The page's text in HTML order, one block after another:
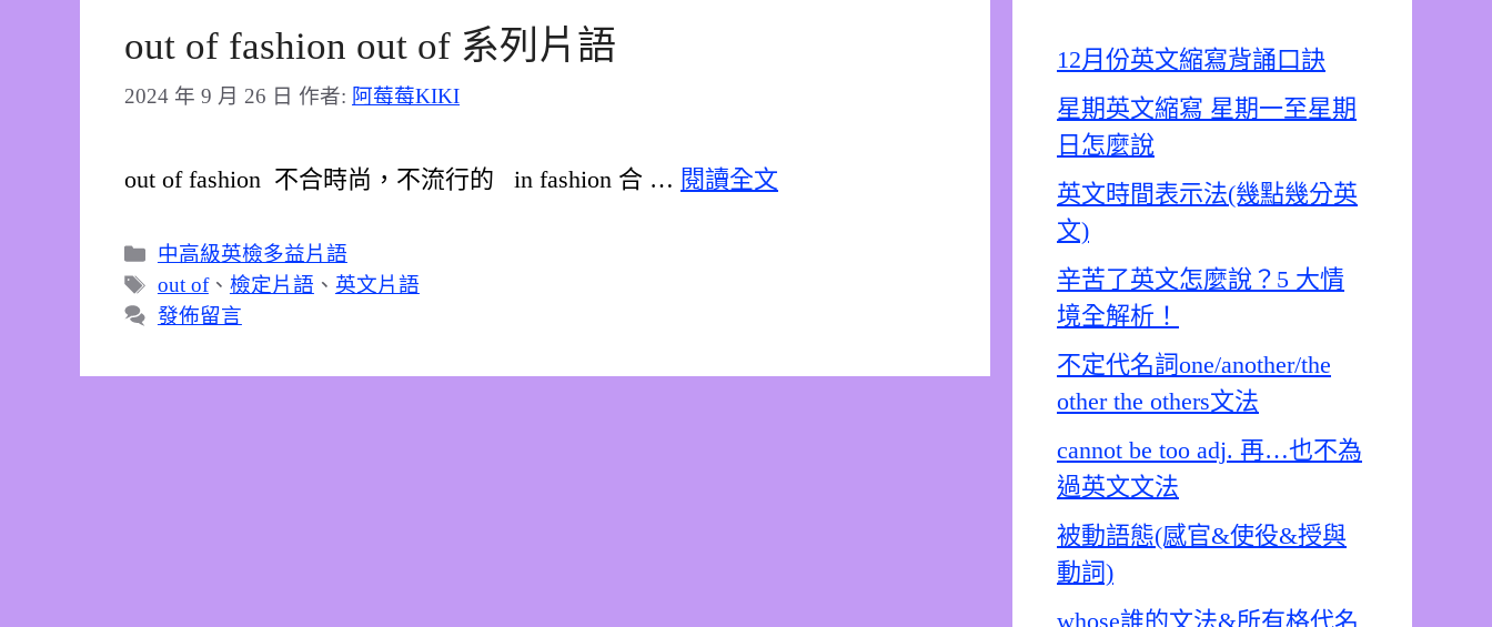
out of fashion out of 系列片語
2024 年 9 月 26 日 作者: 阿莓莓KIKI
out of fashion 不合時尚，不流行的 in fashion 合 … 閱讀全文
分
類
中高級英檢多益片語
標
籤
out of、 檢定片語 、 英文片語
發佈留言
12月份英文縮寫背誦口訣
星期英文縮寫 星期一至星期
日怎麼說
英文時間表示法(幾點幾分英
文)
辛苦了英文怎麼說？5 大情
境全解析！
不定代名詞one/another/the
other the others文法
cannot be too adj. 再…也不為
過英文文法
被動語態(感官&使役&授與
動詞)
whose誰的文法&所有格代名